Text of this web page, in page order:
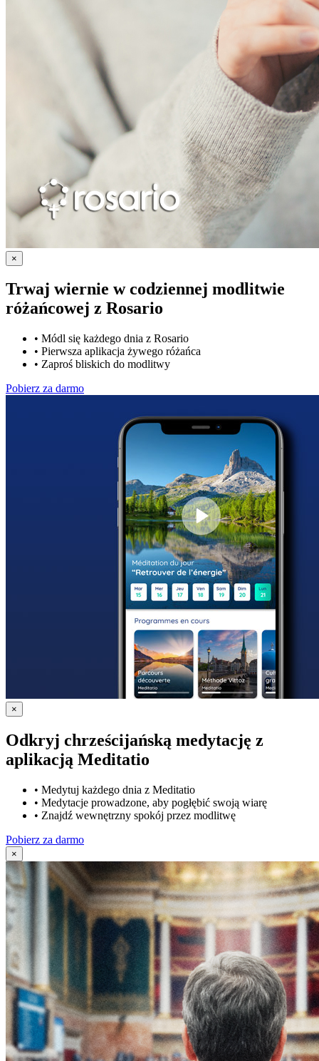
×
Trwaj wiernie w codziennej modlitwie
różańcowej z Rosario
• Módl się każdego dnia z Rosario
• Pierwsza aplikacja żywego różańca
• Zaproś bliskich do modlitwy
Pobierz za darmo
×
Odkryj chrześcijańską medytację z
aplikacją Meditatio
• Medytuj każdego dnia z Meditatio
• Medytacje prowadzone, aby pogłębić swoją wiarę
• Znajdź wewnętrzny spokój przez modlitwę
Pobierz za darmo
×